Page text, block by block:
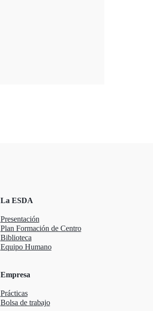
La ESDA
Presentación
Plan Formación de Centro
Biblioteca
Equipo Humano
Empresa
Prácticas
Bolsa de trabajo